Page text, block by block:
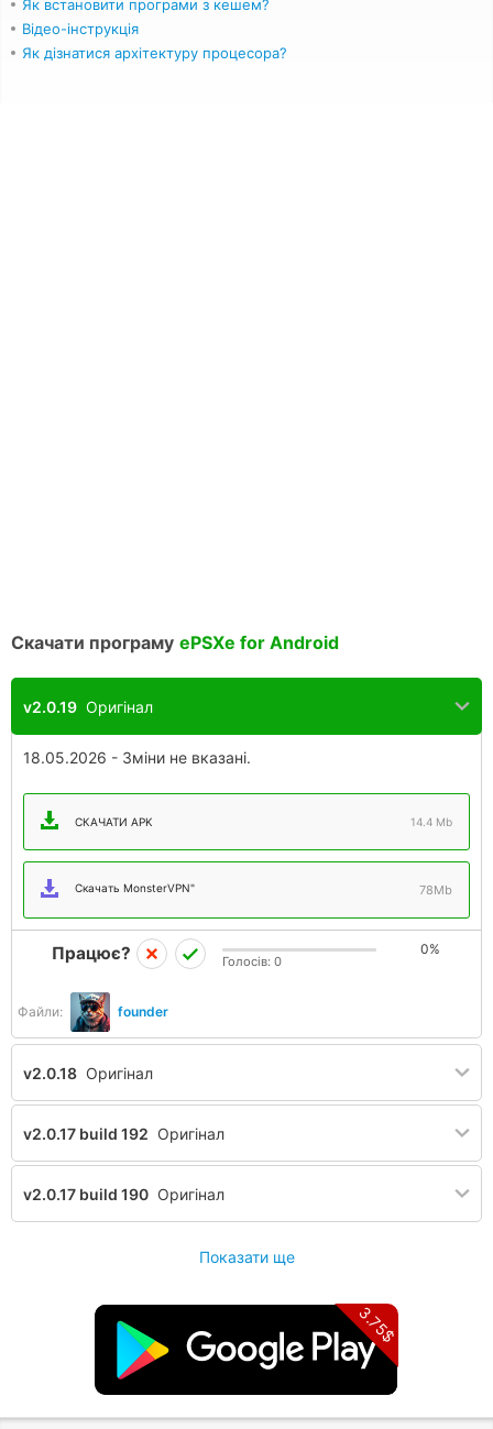
Як встановити програми з кешем?
Відео-інструкція
Як дізнатися архітектуру процесора?
Скачати програму ePSXe for Android
v2.0.19 Оригінал
18.05.2026 - Зміни не вказані.
СКАЧАТИ APK 14.4 Mb
Скачать MonsterVPN" 78Mb
Файли: founder
Працює? 0%
Голосів: 0
v2.0.18 Оригінал
v2.0.17 build 192 Оригінал
v2.0.17 build 190 Оригінал
Показати ще
3.75$